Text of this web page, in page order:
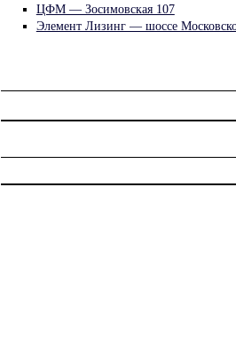
ЦФМ — Зосимовская 107
Элемент Лизинг — шоссе